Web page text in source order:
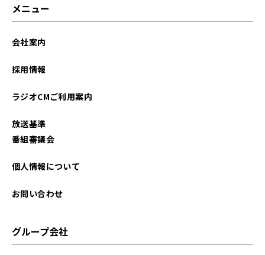
2024年08月
2024年05月
メニュー
会社案内
採用情報
ラジオCMご利用案内
放送基準
番組審議会
個人情報について
お問い合わせ
グループ会社